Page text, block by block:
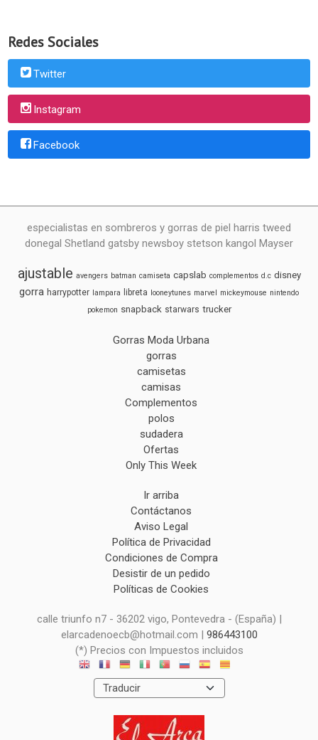
Redes Sociales
Twitter
Instagram
Facebook
especialistas en sombreros y gorras de piel harris tweed
donegal Shetland gatsby newsboy stetson kangol Mayser
ajustable avengers batman camiseta capslab complementos d.c disney
gorra harrypotter lampara libreta looneytunes marvel mickeymouse nintendo
pokemon snapback starwars trucker
Gorras Moda Urbana
gorras
camisetas
camisas
Complementos
polos
sudadera
Ofertas
Only This Week
Ir arriba
Contáctanos
Aviso Legal
Política de Privacidad
Condiciones de Compra
Desistir de un pedido
Políticas de Cookies
calle triunfo n7 - 36202 vigo, Pontevedra - (España) |
elarcadenoecb@hotmail.com | 986443100
(*) Precios con Impuestos incluidos